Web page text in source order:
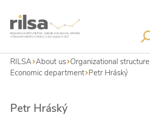
RILSA About us Organizational structure
Economic department Petr Hráský
Petr Hráský